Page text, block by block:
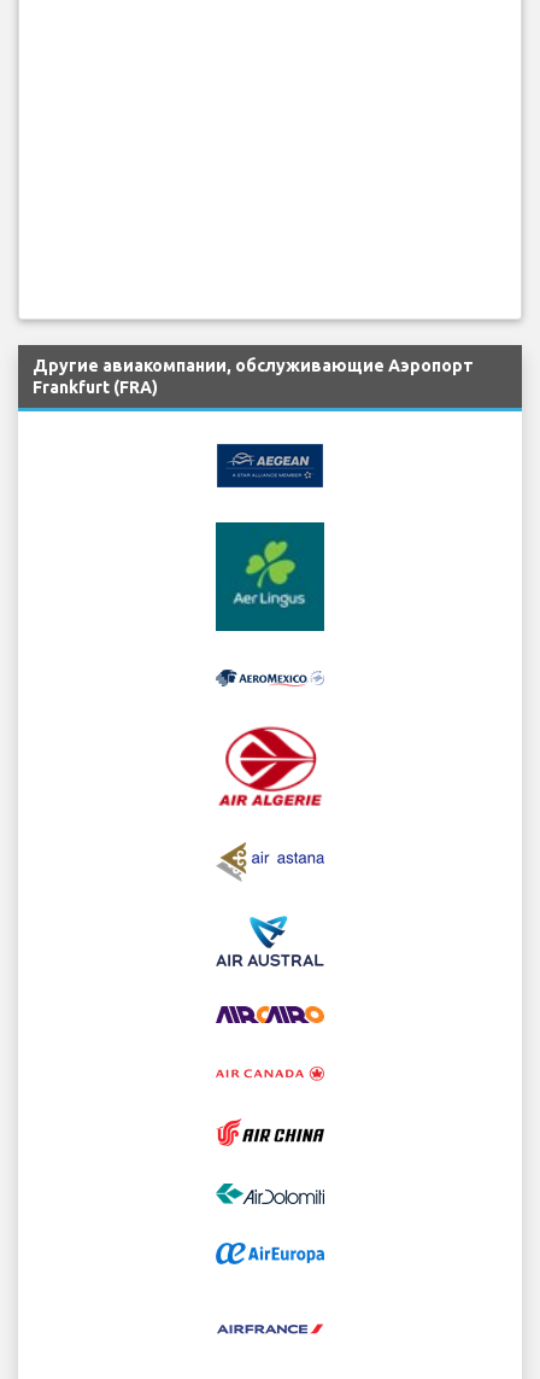
Другие авиакомпании, обслуживающие Аэропорт
Frankfurt (FRA)